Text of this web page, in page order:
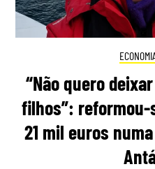
“Não quero
filhos”: reformou-
21 mil euros